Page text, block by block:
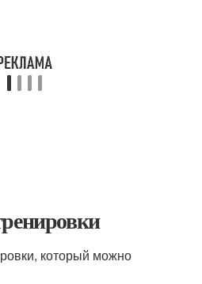
который можно